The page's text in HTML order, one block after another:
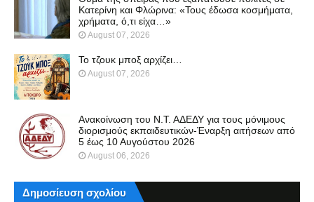
Κατερίνη και Φλώρινα: «Τους έδωσα κοσμήματα,
χρήματα, ό,τι είχα…»
August 07, 2026
Το τζουκ μπoξ αρχίζει…
August 07, 2026
Ανακοίνωση του Ν.Τ. ΑΔΕΔΥ για τους μόνιμους
διορισμούς εκπαιδευτικών-Έναρξη αιτήσεων από
5 έως 10 Αυγούστου 2026
August 06, 2026
Δημοσίευση σχολίου